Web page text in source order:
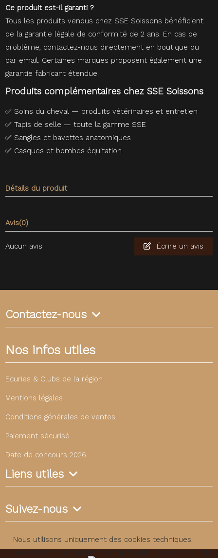
Ce produit est-il garanti ?
Tous les produits vendus chez SSE Soissons bénéficient
de la garantie légale de conformité de 2 ans. En cas de
problème, contactez-nous directement en boutique ou
par email. Certaines marques proposent également une
garantie fabricant étendue.
Produits complémentaires chez SSE Soissons
✅ Soins du cheval — produits vétérinaires et entretien
✅Tapis de selle — toute la gamme SSE
✅ Sangles et bavettes anatomiques
✅ Casques et bombes équitation
Détails du produit
Avis(0)
Aucun avis Écrire un avis
Contactez-nous
Nos infos utiles
Ecuries & Clubs de la région
Mentions légales
Conditions générales de ventes
Paiement sécurisé
Date de concours 2026
Liens utiles
Suivez-nous
Nous utilisons uniquement des cookies techniques
nécessaires au fonctionnement du site. Aucun cookie de